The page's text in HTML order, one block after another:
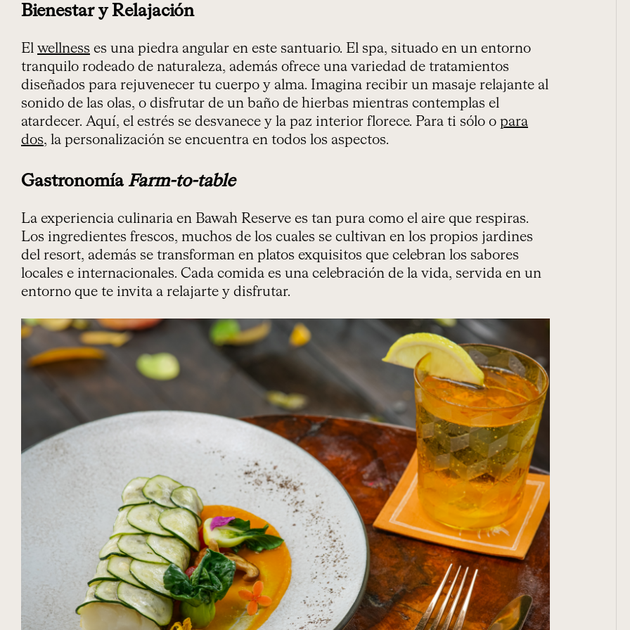
Bienestar y Relajación
El wellness es una piedra angular en este santuario. El spa, situado en un entorno
tranquilo rodeado de naturaleza, además ofrece una variedad de tratamientos
diseñados para rejuvenecer tu cuerpo y alma. Imagina recibir un masaje relajante al
sonido de las olas, o disfrutar de un baño de hierbas mientras contemplas el
atardecer. Aquí, el estrés se desvanece y la paz interior florece. Para ti sólo o para
dos, la personalización se encuentra en todos los aspectos.
Gastronomía Farm-to-table
La experiencia culinaria en Bawah Reserve es tan pura como el aire que respiras.
Los ingredientes frescos, muchos de los cuales se cultivan en los propios jardines
del resort, además se transforman en platos exquisitos que celebran los sabores
locales e internacionales. Cada comida es una celebración de la vida, servida en un
entorno que te invita a relajarte y disfrutar.